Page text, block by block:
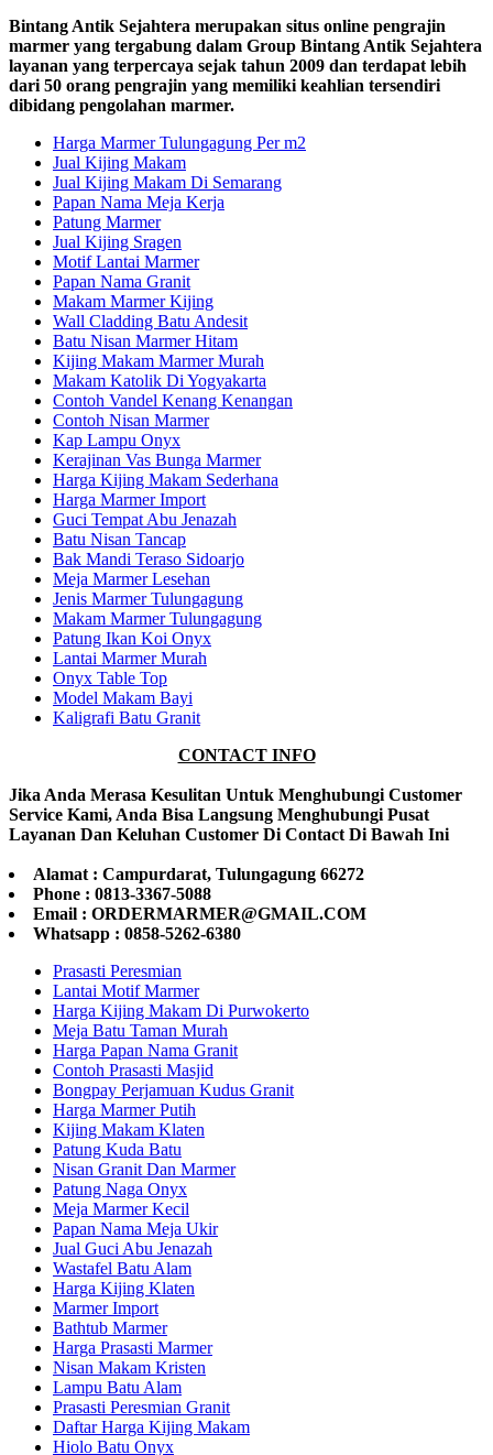
Bintang Antik Sejahtera merupakan situs online pengrajin
marmer yang tergabung dalam Group Bintang Antik Sejahtera
layanan yang terpercaya sejak tahun 2009 dan terdapat lebih
dari 50 orang pengrajin yang memiliki keahlian tersendiri
dibidang pengolahan marmer.
Harga Marmer Tulungagung Per m2
Jual Kijing Makam
Jual Kijing Makam Di Semarang
Papan Nama Meja Kerja
Patung Marmer
Jual Kijing Sragen
Motif Lantai Marmer
Papan Nama Granit
Makam Marmer Kijing
Wall Cladding Batu Andesit
Batu Nisan Marmer Hitam
Kijing Makam Marmer Murah
Makam Katolik Di Yogyakarta
Contoh Vandel Kenang Kenangan
Contoh Nisan Marmer
Kap Lampu Onyx
Kerajinan Vas Bunga Marmer
Harga Kijing Makam Sederhana
Harga Marmer Import
Guci Tempat Abu Jenazah
Batu Nisan Tancap
Bak Mandi Teraso Sidoarjo
Meja Marmer Lesehan
Jenis Marmer Tulungagung
Makam Marmer Tulungagung
Patung Ikan Koi Onyx
Lantai Marmer Murah
Onyx Table Top
Model Makam Bayi
Kaligrafi Batu Granit
CONTACT INFO
Jika Anda Merasa Kesulitan Untuk Menghubungi Customer
Service Kami, Anda Bisa Langsung Menghubungi Pusat
Layanan Dan Keluhan Customer Di Contact Di Bawah Ini
Alamat : Campurdarat, Tulungagung 66272
Phone : 0813-3367-5088
Email : ORDERMARMER@GMAIL.COM
Whatsapp : 0858-5262-6380
Prasasti Peresmian
Lantai Motif Marmer
Harga Kijing Makam Di Purwokerto
Meja Batu Taman Murah
Harga Papan Nama Granit
Contoh Prasasti Masjid
Bongpay Perjamuan Kudus Granit
Harga Marmer Putih
Kijing Makam Klaten
Patung Kuda Batu
Nisan Granit Dan Marmer
Patung Naga Onyx
Meja Marmer Kecil
Papan Nama Meja Ukir
Jual Guci Abu Jenazah
Wastafel Batu Alam
Harga Kijing Klaten
Marmer Import
Bathtub Marmer
Harga Prasasti Marmer
Nisan Makam Kristen
Lampu Batu Alam
Prasasti Peresmian Granit
Daftar Harga Kijing Makam
Hiolo Batu Onyx